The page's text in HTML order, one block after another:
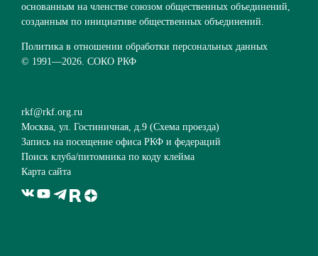
основанным на членстве союзом общественных объединений,
созданным по инициативе общественных объединений.
Политика в отношении обработки персональных данных
© 1991—2026. СОКО РКФ
rkf@rkf.org.ru
Москва, ул. Гостиничная, д.9 (Схема проезда)
Запись на посещение офиса РКФ и федераций
Поиск клуба/питомника по коду клейма
Карта сайта